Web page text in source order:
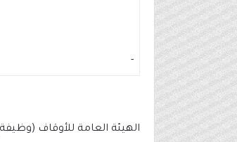
-
الهيئة العامة للأوقاف